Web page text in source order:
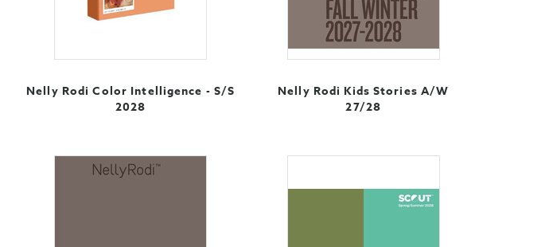
Nelly Rodi Color Intelligence - S/S
2028
Nelly Rodi Kids Stories A/W
27/28